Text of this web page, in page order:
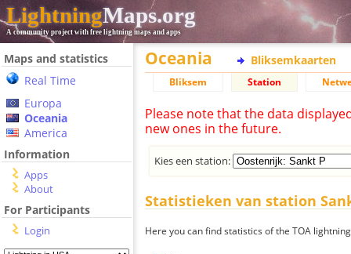
LightningMaps.org
A community project with free lightning maps and apps
Maps and statistics
Real Time
Europa
Oceania
America
Information
Apps
About
For Participants
Login
Oceania Bliksemkaarten
Bliksem Station
Please note that the data
new ones in the future.
Kies een station:
Statistieken van station
Here you can find statistics of the TOA